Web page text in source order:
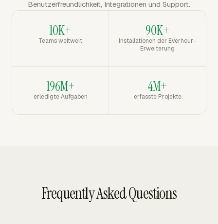
Benutzerfreundlichkeit, Integrationen und Support.
10K+
Teams weltweit
90K+
Installationen der Everhour-
Erweiterung
196M+
erledigte Aufgaben
4M+
erfasste Projekte
Frequently Asked Questions